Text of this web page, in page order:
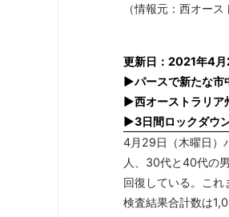
（情報元：西オー
更新日：2021年4月
▶パースで新たな市
▶西オーストラリア
▶3日間ロックダウ
4月29日（木曜日）
人、30代と40代の
回復している。これ
検査結果合計数は